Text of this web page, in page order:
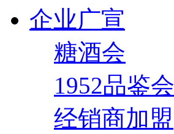
企业广宣
糖酒会
1952品鉴会
经销商加盟